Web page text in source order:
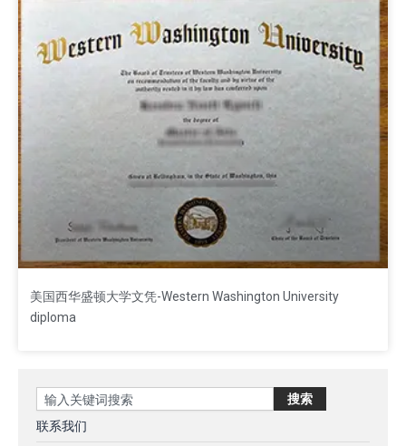
美国西华盛顿大学文凭-Western Washington University
diploma
Search 搜索
联系我们